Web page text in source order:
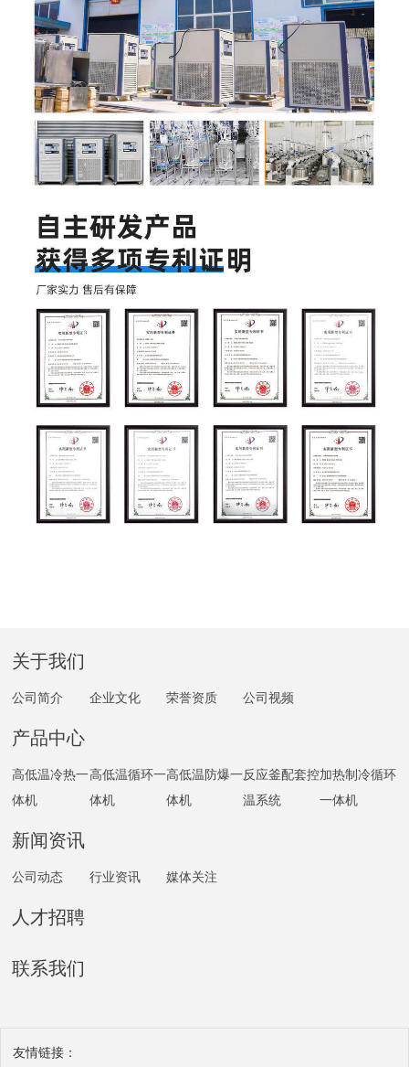
关于我们
公司简介 企业文化 荣誉资质 公司视频
产品中心
高低温冷热一
体机
高低温循环一
体机
高低温防爆一
体机
反应釜配套控
温系统
加热制冷循环
一体机
新闻资讯
公司动态 行业资讯 媒体关注
人才招聘
联系我们
友情链接：